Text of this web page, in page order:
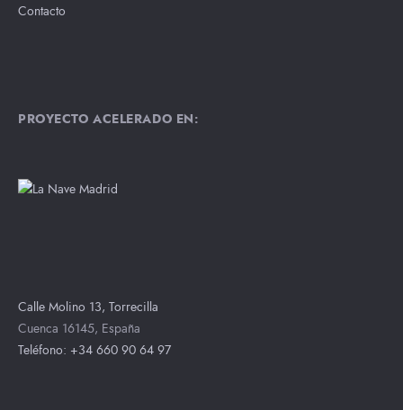
Contacto
PROYECTO ACELERADO EN:
Calle Molino 13, Torrecilla
Cuenca 16145, España
Teléfono: +34 660 90 64 97